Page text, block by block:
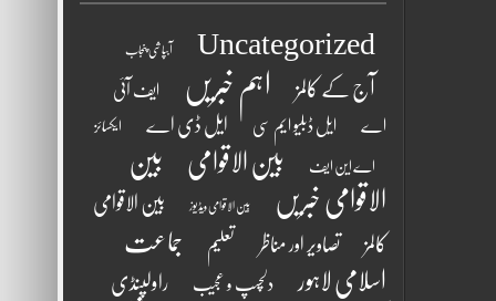
Uncategorized آبپاشی پنجاب
آج کے کالمز اہم خبریں ایف آئی
اے ایل ڈبلیو ایم سی ایل ڈی اے ایکسائز
اے این ایف بین الاقوامی
بین
الاقوامی خبریں
بین الاقوامی ویڈیوز بین الاقوامی
کالمز تصاویر اور مناظر تعلیم
جماعت
اسلامی لاہور
دلچسپ و عجیب راولپنڈی